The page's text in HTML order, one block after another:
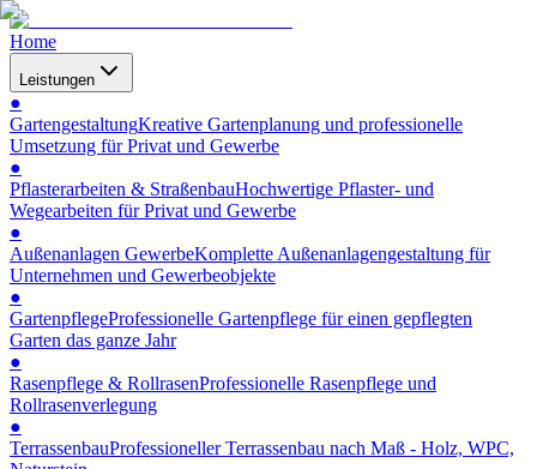
Home
Leistungen
●
GartengestaltungKreative Gartenplanung und professionelle
Umsetzung für Privat und Gewerbe
●
Pflasterarbeiten & StraßenbauHochwertige Pflaster- und
Wegearbeiten für Privat und Gewerbe
●
Außenanlagen GewerbeKomplette Außenanlagengestaltung für
Unternehmen und Gewerbeobjekte
●
GartenpflegeProfessionelle Gartenpflege für einen gepflegten
Garten das ganze Jahr
●
Rasenpflege & RollrasenProfessionelle Rasenpflege und
Rollrasenverlegung
●
TerrassenbauProfessioneller Terrassenbau nach Maß - Holz, WPC,